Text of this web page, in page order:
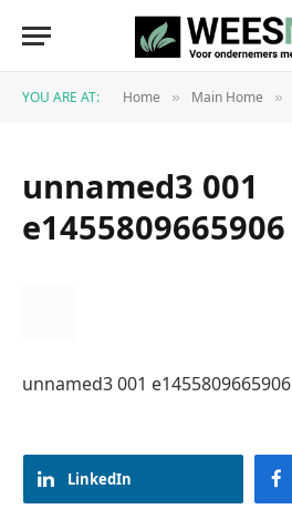
YOU ARE AT: Home » Main Home »
unnamed3 001
e1455809665906
unnamed3 001 e1455809665906
LinkedIn